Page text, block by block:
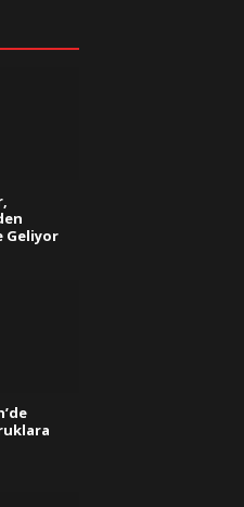
Geliyor